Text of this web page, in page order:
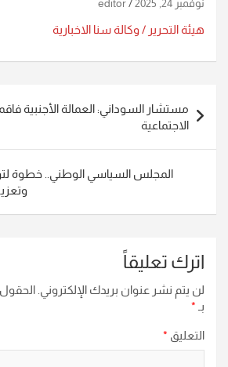
نوفمبر 24, 2025 editor
هيئة التحرير / وكالة سنا الاخبارية
المقالات
مستشار السوداني: العمالة الأجنبية
الاجتماعية
المجلس السياسي الوطني.. خطوة
اترك تعليقاً
لن يتم نشر عنوان بريدك الإلكتروني. الحقول
بـ *
التعليق *